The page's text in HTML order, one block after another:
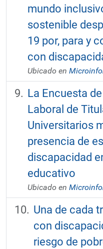
mundo
sostenible
19 por, para y
con
Ubicado en
La Encuesta
Laboral de
Universitarios
presencia de
discapacidad
educativo
Ubicado en
Una de cada
con
riesgo de